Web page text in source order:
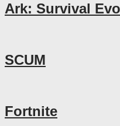
Ark: Survival
SCUM
Fortnite